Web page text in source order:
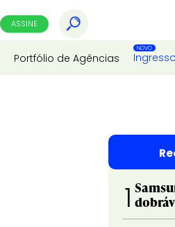
ASSINE
Portfólio de Agências
1